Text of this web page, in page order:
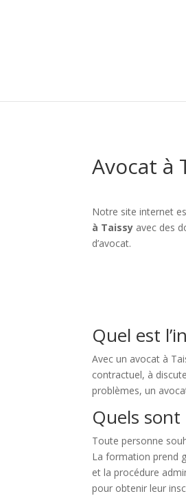
Avocat à
Notre site internet
à Taissy avec des
d’avocat.
Quel est
Avec un avocat à
contractuel, à
problèmes, un
Quels
Toute personne
La formation prend
et la procédure
pour obtenir leur